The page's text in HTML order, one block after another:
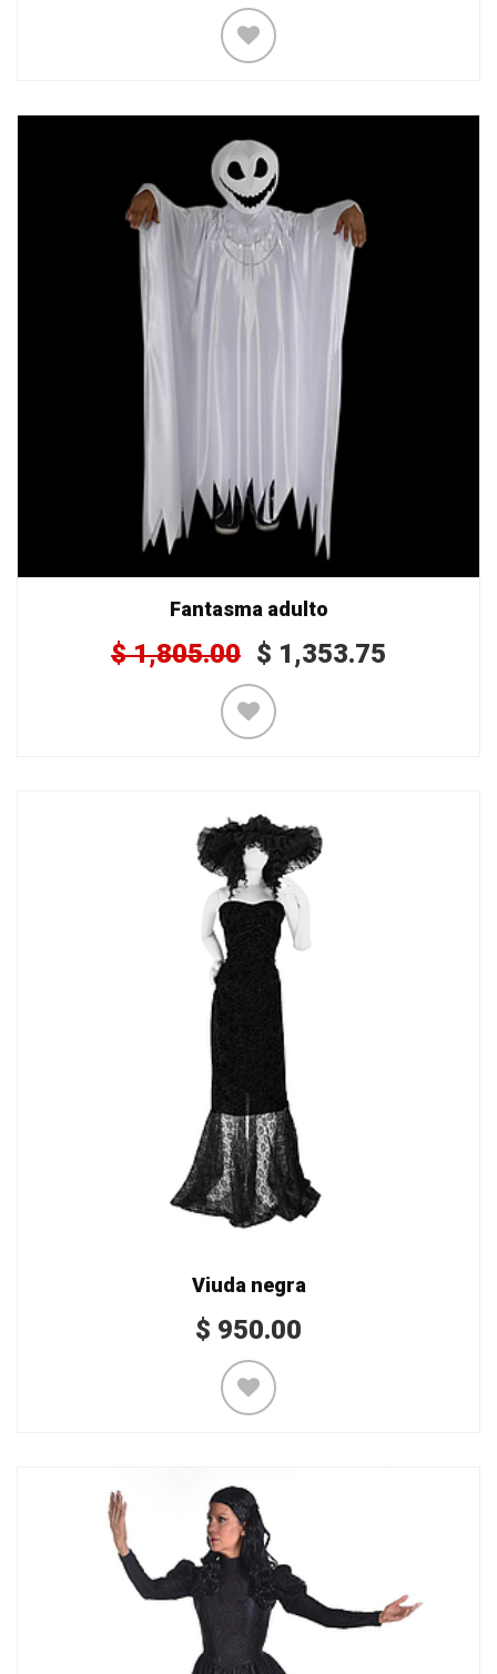
Fantasma adulto
$1,805.00 $ 1,353.75
Viuda negra
$ 950.00